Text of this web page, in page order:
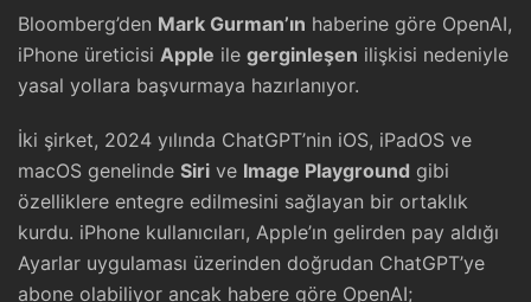
Bloomberg’den Mark Gurman’ın haberine göre OpenAI,
iPhone üreticisi Apple ile gerginleşen ilişkisi nedeniyle
yasal yollara başvurmaya hazırlanıyor.
İki şirket, 2024 yılında ChatGPT’nin iOS, iPadOS ve
macOS genelinde Siri ve Image Playground gibi
özelliklere entegre edilmesini sağlayan bir ortaklık
kurdu. iPhone kullanıcıları, Apple’ın gelirden pay aldığı
Ayarlar uygulaması üzerinden doğrudan ChatGPT’ye
abone olabiliyor ancak habere göre OpenAI;